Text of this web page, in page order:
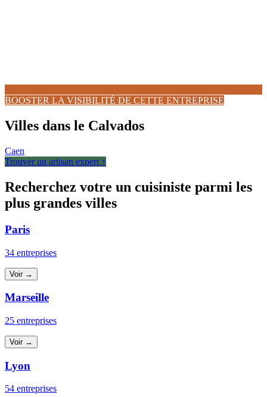
BOOSTER LA VISIBILITÉ DE CETTE ENTREPRISE
Villes dans le Calvados
Caen
Trouver un artisan expert ↑
Recherchez votre un cuisiniste parmi les
plus grandes villes
Paris
34 entreprises
Voir →
Marseille
25 entreprises
Voir →
Lyon
54 entreprises